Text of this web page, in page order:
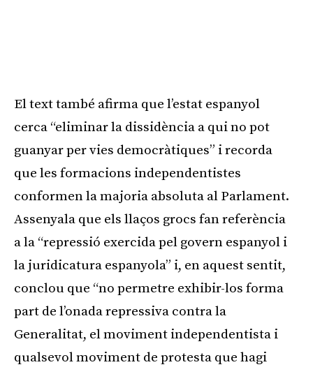
El text també afirma que l’estat espanyol
cerca “eliminar la dissidència a qui no pot
guanyar per vies democràtiques” i recorda
que les formacions independentistes
conformen la majoria absoluta al Parlament.
Assenyala que els llaços grocs fan referència
a la “repressió exercida pel govern espanyol i
la juridicatura espanyola” i, en aquest sentit,
conclou que “no permetre exhibir-los forma
part de l’onada repressiva contra la
Generalitat, el moviment independentista i
qualsevol moviment de protesta que hagi